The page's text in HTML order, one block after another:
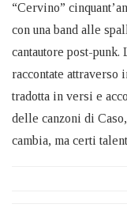
“Cervino”
con una band alle
cantautore post-
raccontate attraverso
tradotta in versi e
delle canzoni di
cambia, ma certi